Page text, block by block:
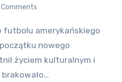
Comments
futbolu amerykańskiego
nowego
życiem kulturalnym i